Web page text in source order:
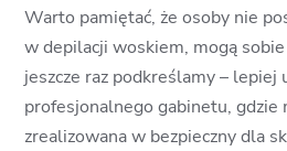
Warto pamiętać, że osoby nie
w depilacji woskiem, mogą
jeszcze raz podkreślamy – lepiej
profesjonalnego gabinetu, gdzie
zrealizowana w bezpieczny dla